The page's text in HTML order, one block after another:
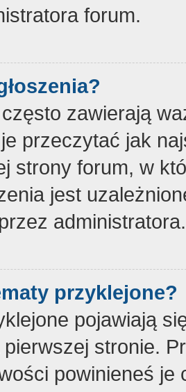
forum.
często zawierają
przeczytać jak
strony forum, w
jest
administratora.
przyklejone?
pojawiają
stronie.
powinieneś je